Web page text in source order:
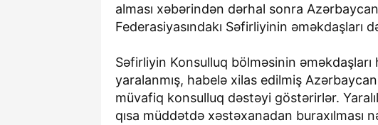
alması xəbərindən dərhal sonra Azərbaycan
Federasiyasındakı Səfirliyinin əməkdaşları
Səfirliyin Konsulluq bölməsinin
yaralanmış, habelə xilas edilmiş
müvafiq konsulluq dəstəyi göstərirlər.
qısa müddətdə xəstəxanadan buraxılması